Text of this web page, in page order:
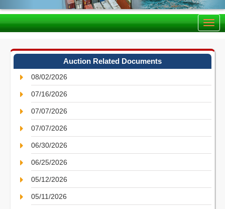
Auction Related Documents
08/02/2026
07/16/2026
07/07/2026
07/07/2026
06/30/2026
06/25/2026
05/12/2026
05/11/2026